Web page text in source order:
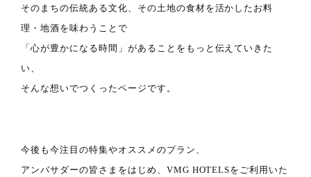
そのまちの伝統ある文化、その土地の食材を活かしたお料
理・地酒を味わうことで
「心が豊かになる時間」があることをもっと伝えていきた
い、
そんな想いでつくったページです。
今後も今注目の特集やオススメのプラン、
アンバサダーの皆さまをはじめ、VMG HOTELSをご利用いた